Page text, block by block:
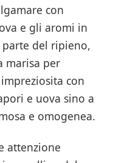
con
e gli aromi in
parte del ripieno,
marisa per
con
e uova sino a
e omogenea.
attenzione